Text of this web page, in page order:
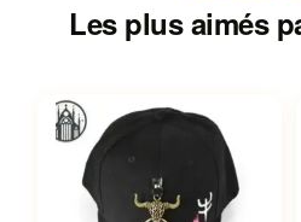
Les plus aimés